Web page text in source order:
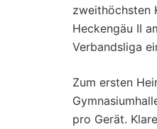
zweithöchsten
Heckengäu II
Verbandsliga
Zum ersten
pro Gerät.